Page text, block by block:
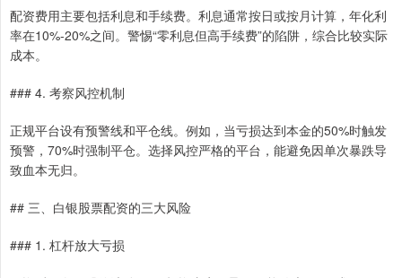
配资费用主要包括利息和手续费。利息通常按日或按月计算，年化利
率在10%-20%之间。警惕“零利息但高手续费”的陷阱，综合比较实际
成本。
### 4. 考察风控机制
正规平台设有预警线和平仓线。例如，当亏损达到本金的50%时触发
预警，70%时强制平仓。选择风控严格的平台，能避免因单次暴跌导
致血本无归。
## 三、白银股票配资的三大风险
### 1. 杠杆放大亏损